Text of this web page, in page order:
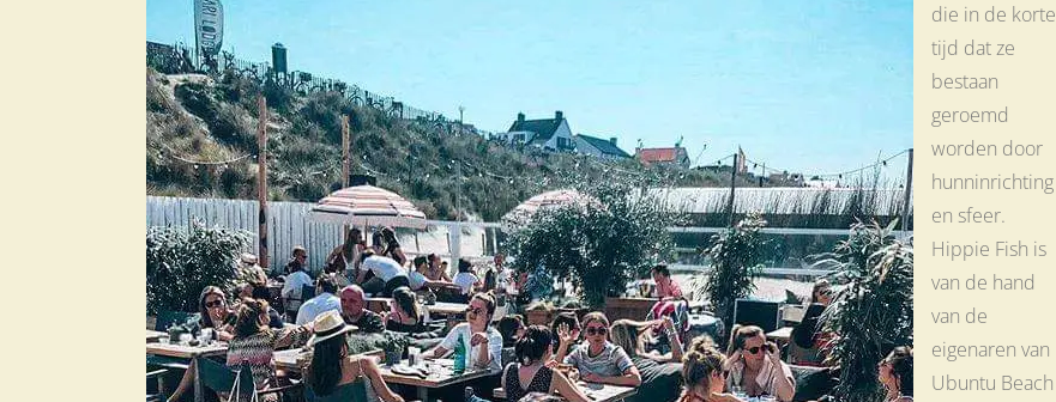
die in de korte
tijd dat ze
bestaan
geroemd
worden door
hunninrichting
en sfeer.
Hippie Fish is
van de hand
van de
eigenaren van
Ubuntu Beach